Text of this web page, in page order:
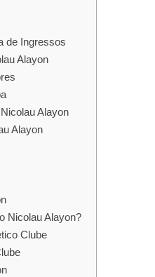
de Ingressos
Alayon
Alayon
Alayon
Nicolau Alayon?
Clube